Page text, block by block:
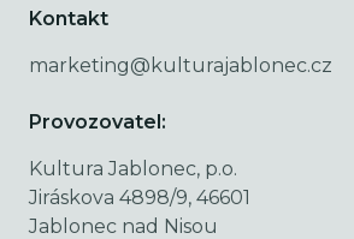
Kontakt
marketing@kulturajablonec.cz
Provozovatel:
Kultura Jablonec, p.o.
Jiráskova 4898/9, 46601
Jablonec nad Nisou